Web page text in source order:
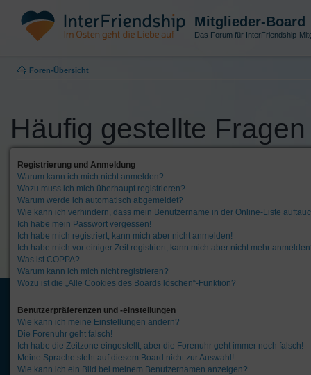
Mitglieder-Board
Das Forum für InterFriendship-
Foren-Übersicht
Häufig gestellte Fragen
Registrierung und Anmeldung
Warum kann ich mich nicht anmelden?
Wozu muss ich mich überhaupt registrieren?
Warum werde ich automatisch abgemeldet?
Wie kann ich verhindern, dass mein Benutzername in der Online-Liste
Ich habe mein Passwort vergessen!
Ich habe mich registriert, kann mich aber nicht anmelden!
Ich habe mich vor einiger Zeit registriert, kann mich aber nicht mehr
Was ist COPPA?
Warum kann ich mich nicht registrieren?
Wozu ist die „Alle Cookies des Boards löschen“-Funktion?
Benutzerpräferenzen und -einstellungen
Wie kann ich meine Einstellungen ändern?
Die Forenuhr geht falsch!
Ich habe die Zeitzone eingestellt, aber die Forenuhr geht immer noch falsch!
Meine Sprache steht auf diesem Board nicht zur Auswahl!
Wie kann ich ein Bild bei meinem Benutzernamen anzeigen?